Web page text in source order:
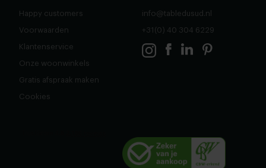
Happy customers
Voorwaarden
Klantenservice
Onze woonwinkels
Gratis afspraak maken
Cookies
info@tabledusud.nl
+31(0) 40 304 6229